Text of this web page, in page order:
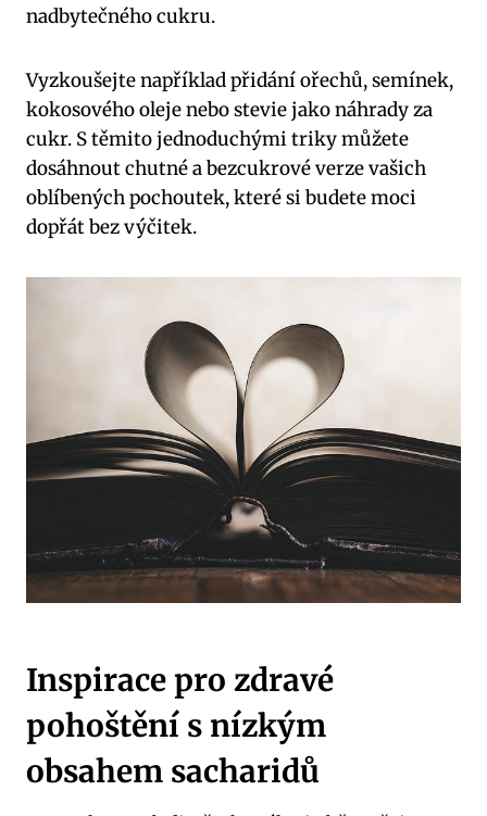
nadbytečného cukru.
Vyzkoušejte například přidání ořechů, semínek,
kokosového oleje nebo stevie jako náhrady za
cukr. S těmito jednoduchými triky můžete
dosáhnout chutné a bezcukrové verze vašich
oblíbených pochoutek, které si budete moci
dopřát bez výčitek.
Inspirace pro zdravé
pohoštění s nízkým
obsahem sacharidů